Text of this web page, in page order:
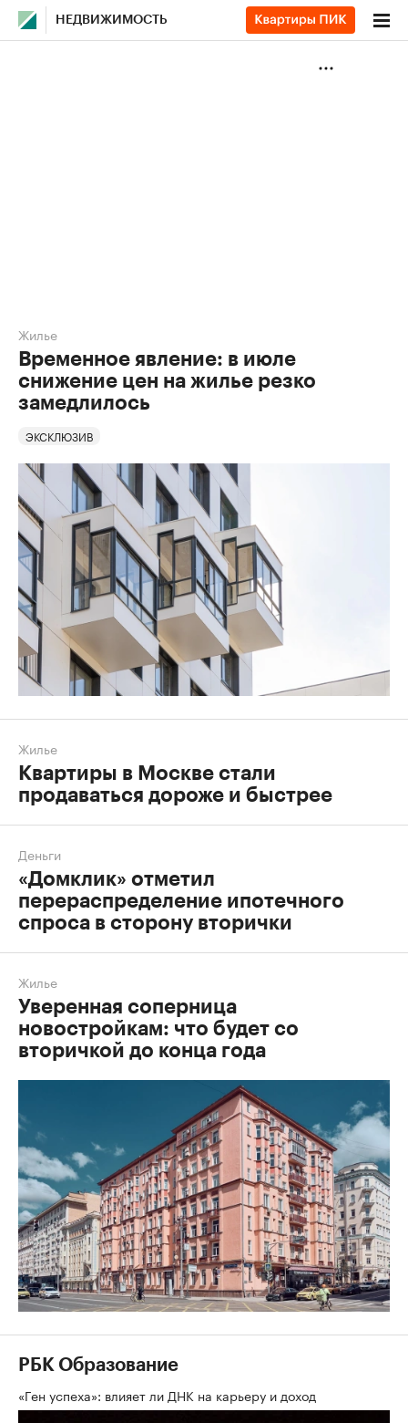
НЕДВИЖИМОСТЬ
Жилье
Временное явление: в июле
снижение цен на жилье резко
замедлилось
ЭКСКЛЮЗИВ
Жилье
Квартиры в Москве стали
продаваться дороже и быстрее
Деньги
«Домклик» отметил
перераспределение ипотечного
спроса в сторону вторички
Жилье
Уверенная соперница
новостройкам: что будет со
вторичкой до конца года
РБК Образование
«Ген успеха»: влияет ли ДНК на карьеру и доход